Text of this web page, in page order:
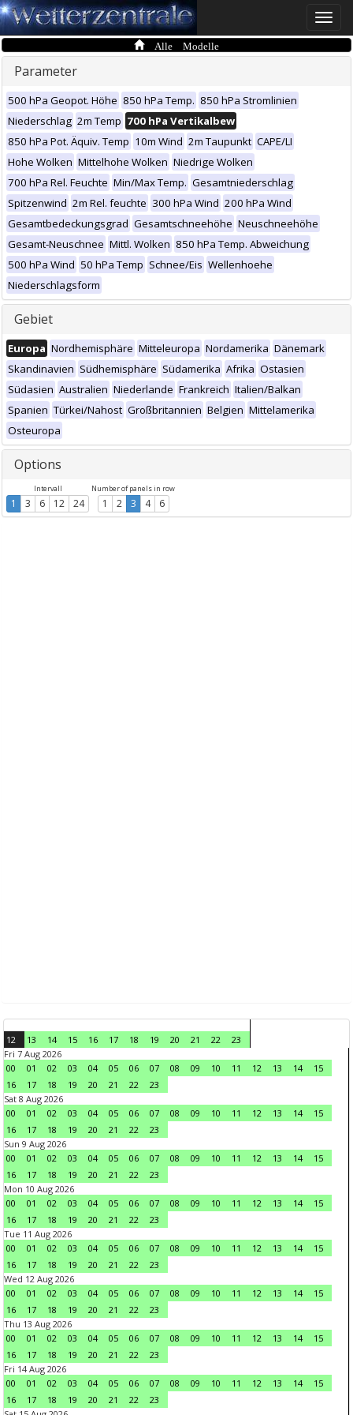
Toggle
Alle Modelle
Parameter
500 hPa Geopot. Höhe 850 hPa Temp. 850 hPa Stromlinien
Niederschlag 2m Temp 700 hPa Vertikalbew
850 hPa Pot. Äquiv. Temp 10m Wind 2m Taupunkt CAPE/LI
Hohe Wolken Mittelhohe Wolken Niedrige Wolken
700 hPa Rel. Feuchte Min/Max Temp. Gesamtniederschlag
Spitzenwind 2m Rel. feuchte 300 hPa Wind 200 hPa Wind
Gesamtbedeckungsgrad Gesamtschneehöhe Neuschneehöhe
Gesamt-Neuschnee Mittl. Wolken 850 hPa Temp. Abweichung
500 hPa Wind 50 hPa Temp Schnee/Eis Wellenhoehe
Niederschlagsform
Gebiet
Europa Nordhemisphäre Mitteleuropa Nordamerika Dänemark
Skandinavien Südhemisphäre Südamerika Afrika Ostasien
Südasien Australien Niederlande Frankreich Italien/Balkan
Spanien Türkei/Nahost Großbritannien Belgien Mittelamerika
Osteuropa
Options
Intervall
1 3 6 12 24
Number of panels in row
1 2 3 4 6
12 13 14 15 16 17 18 19 20 21 22
23
Fri 7 Aug 2026
00
01 02 03 04 05 06 07 08 09 10 11 12 13 14
15
16
17 18 19 20 21 22
23
Sat 8 Aug 2026
00
01 02 03 04 05 06 07 08 09 10 11 12 13 14
15
16
17 18 19 20 21 22
23
Sun 9 Aug 2026
00
01 02 03 04 05 06 07 08 09 10 11 12 13 14
15
16
17 18 19 20 21 22
23
Mon 10 Aug 2026
00
01 02 03 04 05 06 07 08 09 10 11 12 13 14
15
16
17 18 19 20 21 22
23
Tue 11 Aug 2026
00
01 02 03 04 05 06 07 08 09 10 11 12 13 14
15
16
17 18 19 20 21 22
23
Wed 12 Aug 2026
00
01 02 03 04 05 06 07 08 09 10 11 12 13 14
15
16
17 18 19 20 21 22
23
Thu 13 Aug 2026
00
01 02 03 04 05 06 07 08 09 10 11 12 13 14
15
16
17 18 19 20 21 22
23
Fri 14 Aug 2026
00
01 02 03 04 05 06 07 08 09 10 11 12 13 14
15
16
17 18 19 20 21 22
23